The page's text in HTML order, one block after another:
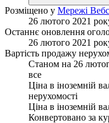
Розміщено у Мережі
26 лютого 2021
Останнє оновлення
26 лютого 2021
Вартість продажу
Станом на 26
все
Ціна в іноземній
нерухомості
Ціна в іноземній
Конвертовано за